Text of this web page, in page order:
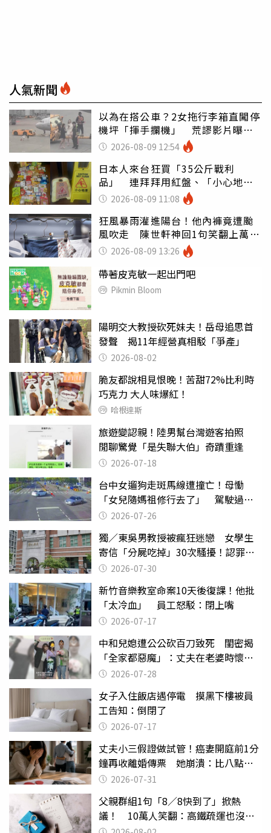
人氣新聞
以為在搭公車？2女拖行李箱直闖停
機坪「揮手攔機」 荒謬影片曝網
傻眼2026-08-09 12:54
日本人來台狂買「35公斤戰利
品」 連拜拜用紅盤、「小心地
滑」告示牌也帶回家
2026-08-09 11:08
狂風暴雨灌進陽台！他內褲竟遭颱
風吹走 陳世軒神回1句笑翻上萬網
友 2026-08-09 13:26
帶著皮克敏一起出門吧
Pikmin Bloom
陽明交大教授砍死妹夫！岳母追思首
發聲 揭11年經營真相駁「爭產」
2026-08-02
脆友都說相見恨晚！苦甜72%比利時
巧克力 大人味爆紅！
哈根達斯
旅遊變認親！陸男幫台灣遊客拍照
閒聊驚覺「是失聯大伯」奇蹟重逢
2026-07-18
台中女遛狗走斑馬線遭撞亡！母慟
「女兒隨媽祖修行去了」 駕駛過失
致死判9月
2026-07-26
獨／東吳男教授被瘋狂迷戀 女學生
寄信「分屍吃掉」30次騷擾！認罪免
關 2026-07-30
新竹音樂教室命案10天後復課！他批
「太冷血」 員工怒駁：閉上嘴
2026-07-17
中和兒媳遭公公砍百刀致死 閨密揭
「全家都惡魔」：丈夫在老婆時懷孕
摔東西
2026-07-28
女子入住飯店遇停電 摸黑下樓被員
工告知：倒閉了
2026-07-17
丈夫小三假證做試管！癌妻開庭前1分
鐘再收離婚傳票 她崩潰：比八點檔
還扯2026-07-31
父親群組1句「8／8快到了」掀熱
議！ 10萬人笑翻：高鐵疏運也沒列
父親節